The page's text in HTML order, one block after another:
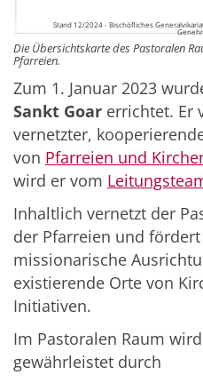
Stand 12/2024 - Bischöfliches
Die Übersichtskarte des Pastoralen
Pfarreien.
Zum 1. Januar 2023
Sankt Goar errichtet. Er
vernetzter,
von Pfarreien und
wird er vom
Inhaltlich vernetzt der
der Pfarreien und
missionarische
existierende Orte von
Initiativen.
Im Pastoralen Raum
gewährleistet durch